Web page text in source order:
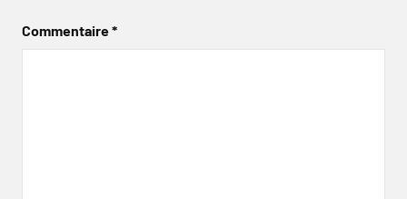
Commentaire*